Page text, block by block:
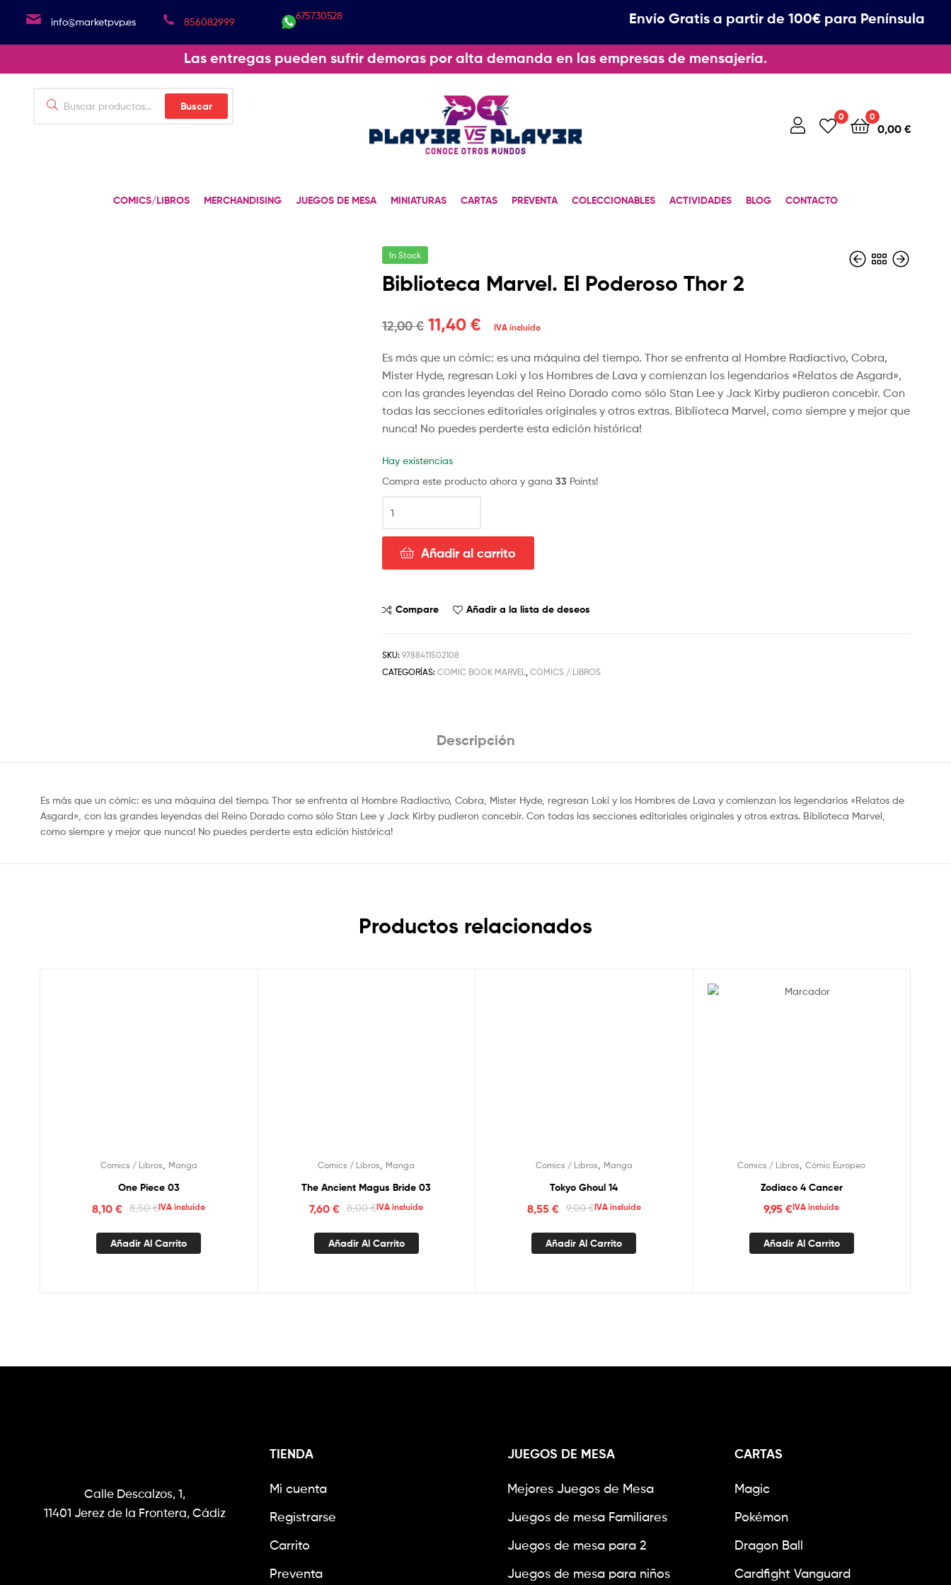
info@marketpvp.es 856082999
675730528 Envío Gratis a partir de 100€ para Península
Las entregas pueden sufrir demoras por alta demanda en las empresas de mensajería.
Buscar
0 0
0,00€
COMICS/LIBROS MERCHANDISING JUEGOS DE MESA MINIATURAS CARTAS PREVENTA COLECCIONABLES ACTIVIDADES BLOG CONTACTO
In Stock
Biblioteca Marvel. El Poderoso Thor 2
12,00€ 11,40 € IVA incluido
Es más que un cómic: es una máquina del tiempo. Thor se enfrenta al Hombre Radiactivo, Cobra,
Mister Hyde, regresan Loki y los Hombres de Lava y comienzan los legendarios «Relatos de Asgard»,
con las grandes leyendas del Reino Dorado como sólo Stan Lee y Jack Kirby pudieron concebir. Con
todas las secciones editoriales originales y otros extras. Biblioteca Marvel, como siempre y mejor que
nunca! No puedes perderte esta edición histórica!
Hay existencias
Compra este producto ahora y gana 33 Points!
Añadir al carrito
Compare Añadir a la lista de deseos
SKU: 9788411502108
CATEGORÍAS: COMIC BOOK MARVEL COMICS / LIBROS
Descripción
Es más que un cómic: es una máquina del tiempo. Thor se enfrenta al Hombre Radiactivo, Cobra, Mister Hyde, regresan Loki y los Hombres de Lava y comienzan los legendarios «Relatos de
Asgard», con las grandes leyendas del Reino Dorado como sólo Stan Lee y Jack Kirby pudieron concebir. Con todas las secciones editoriales originales y otros extras. Biblioteca Marvel,
como siempre y mejor que nunca! No puedes perderte esta edición histórica!
Productos relacionados
Comics / Libros Manga
One Piece 03
8,50€
8,10€ IVA incluido
Añadir Al Carrito
Comics / Libros Manga
The Ancient Magus Bride 03
8,00€
7,60€ IVA incluido
Añadir Al Carrito
Comics / Libros Manga
Tokyo Ghoul 14
9,00€
8,55 € IVA incluido
Añadir Al Carrito
Comics / Libros ,Cómic Europeo
Zodiaco 4 Cancer
9,95€IVA incluido
Añadir Al Carrito
Calle Descalzos, 1,
11401 Jerez de la Frontera, Cádiz
TIENDA
Mi cuenta
Registrarse
Carrito
Preventa
JUEGOS DE MESA
Mejores Juegos de Mesa
Juegos de mesa Familiares
Juegos de mesa para 2
Juegos de mesa para niños
CARTAS
Magic
Pokémon
Dragon Ball
Cardfight Vanguard